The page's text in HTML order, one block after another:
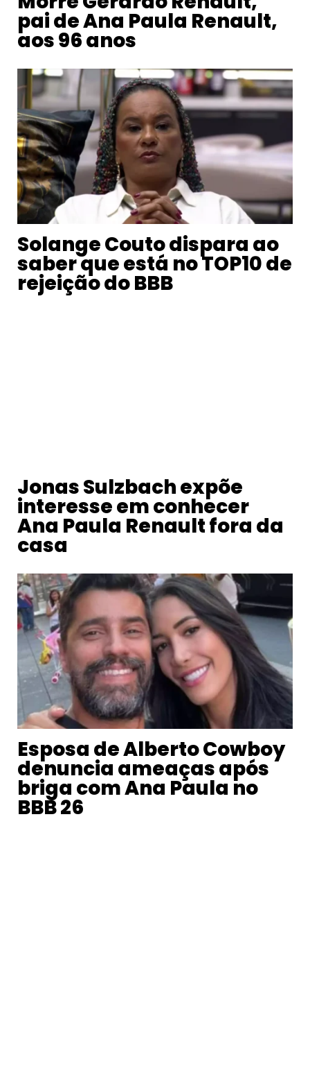
pai de Ana Paula Renault,
aos 96 anos
Solange Couto dispara ao
saber que está no TOP10 de
rejeição do BBB
Jonas Sulzbach expõe
interesse em conhecer
Ana Paula Renault fora da
casa
Esposa de Alberto Cowboy
denuncia ameaças após
briga com Ana Paula no
BBB 26